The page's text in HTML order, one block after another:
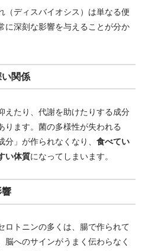
（ディスバイオシス）は単なる便
に深刻な影響を与えることが分か
関係
えたり、代謝を助けたりする成分
ります。菌の多様性が失われる
」が作られなくなり、 食べてい
い体質になってしまいます。
ロトニンの多くは、腸で作られて
脳へのサインがうまく伝わらなく